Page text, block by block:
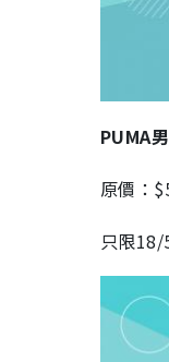
PUMA
原價：
只限